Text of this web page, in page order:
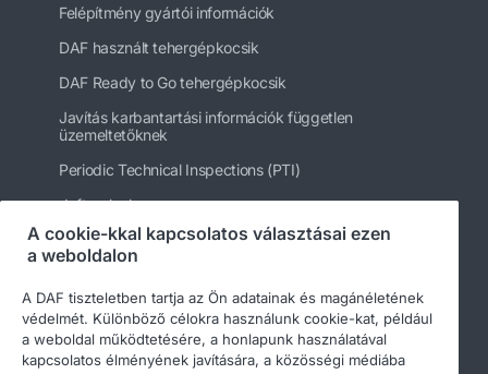
Felépítmény gyártói információk
DAF használt tehergépkocsik
DAF Ready to Go tehergépkocsik
Javítás karbantartási információk független
üzemeltetőknek
Periodic Technical Inspections (PTI)
daftrucks.hu
Egyéb DAF webhelyek
A cookie-kkal kapcsolatos választásai ezen
a weboldalon
A DAF tiszteletben tartja az Ön adatainak és magánéletének
védelmét. Különböző célokra használunk cookie-kat, például
a weboldal működtetésére, a honlapunk használatával
kapcsolatos élményének javítására, a közösségi médiába